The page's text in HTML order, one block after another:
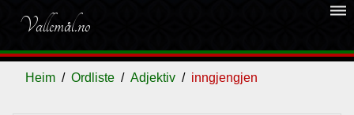
Vallemål.no
dehaze
Heim Ordliste Adjektiv inngjengjen